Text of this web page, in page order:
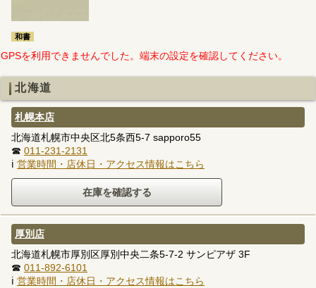
和書
GPSを利用できませんでした。端末の設定を確認してください。
北海道
札幌本店
北海道札幌市中央区北5条西5-7 sapporo55
☎ 011-231-2131
ℹ 営業時間・店休日・アクセス情報はこちら
厚別店
北海道札幌市厚別区厚別中央二条5-7-2 サンピアザ 3F
☎ 011-892-6101
ℹ 営業時間・店休日・アクセス情報はこちら